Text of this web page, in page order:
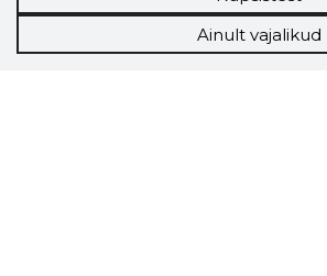
Ainult vajalikud